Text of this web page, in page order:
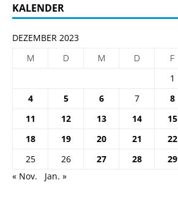
KALENDER
DEZEMBER 2023
M
D M D F
1
4
5 6 7 8
11
12 13 14 15
18
19 20 21 22
25
26 27 28 29
« Nov.
Jan. »